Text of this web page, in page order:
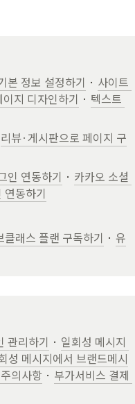
본 정보 설정하기 · 사이트
이지 디자인하기 · 텍스트
리뷰·게시판으로 페이지 구
인 연동하기 · 카카오 소셜
동하기
클래스 플랜 구독하기 · 유
관리하기 · 일회성 메시지
성 메시지에서 브랜드메시
의사항 · 부가서비스 결제